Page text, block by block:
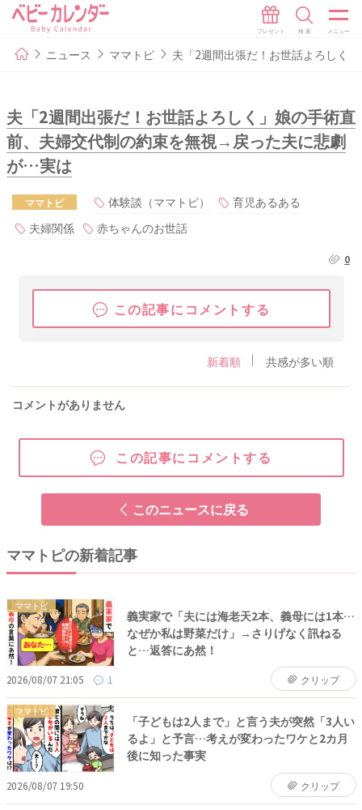
ニュース ママトピ 夫「2週間出張だ！お世話よろしく
夫「2週間出張だ！お世話よろしく」娘の手術直
前、夫婦交代制の約束を無視→戻った夫に悲劇
が…実は
ママトピ 体験談（ママトピ）
育児あるある
夫婦関係
赤ちゃんのお世話
0
この記事にコメントする
新着順 共感が多い順
コメントがありません
この記事にコメントする
このニュースに戻る
ママトピの新着記事
ママトピ
義実家で「夫には海老天2本、義母には1本…
なぜか私は野菜だけ」→さりげなく訊ねる
と…返答にあ然！
2026/08/07 21:05 1 クリップ
ママトピ
「子どもは2人まで」と言う夫が突然「3人い
るよ」と予言…考えが変わったワケと2カ月
後に知った事実
2026/08/07 19:50 クリップ